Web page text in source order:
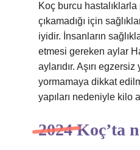
Koç burcu
çıkamadığı için
iyidir. İnsanların
etmesi gereken aylar
aylarıdır. Aşırı
yormamaya dikkat
yapıları nedeniyle kilo
2024 Koç’ta